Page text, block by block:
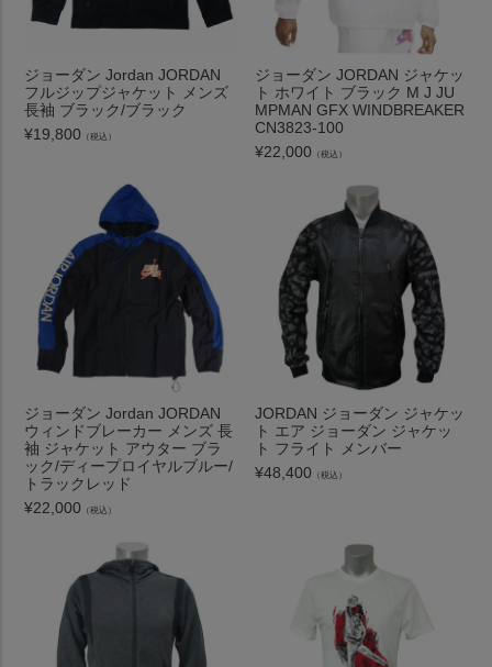
ジョーダン Jordan JORDAN
フルジップジャケット メンズ
長袖 ブラック/ブラック
¥19,800 （税込）
ジョーダン JORDAN ジャケッ
ト ホワイト ブラック M J JU
MPMAN GFX WINDBREAKER
CN3823-100
¥22,000 （税込）
ジョーダン Jordan JORDAN
ウィンドブレーカー メンズ 長
袖 ジャケット アウター ブラ
ック/ディープロイヤルブルー/
トラックレッド
¥22,000 （税込）
JORDAN ジョーダン ジャケッ
ト エア ジョーダン ジャケッ
ト フライト メンバー
¥48,400 （税込）